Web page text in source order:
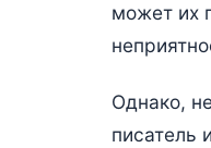
может их
Однако,
писатель